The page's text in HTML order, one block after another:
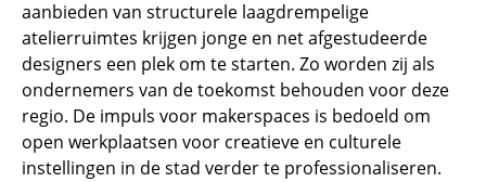
aanbieden van structurele laagdrempelige
atelierruimtes krijgen jonge en net afgestudeerde
designers een plek om te starten. Zo worden zij als
ondernemers van de toekomst behouden voor deze
regio. De impuls voor makerspaces is bedoeld om
open werkplaatsen voor creatieve en culturele
instellingen in de stad verder te professionaliseren.